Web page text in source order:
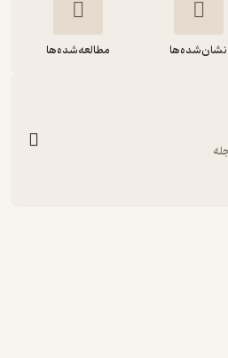
نشان‌شده‌ها مطالعه‌شده‌ها